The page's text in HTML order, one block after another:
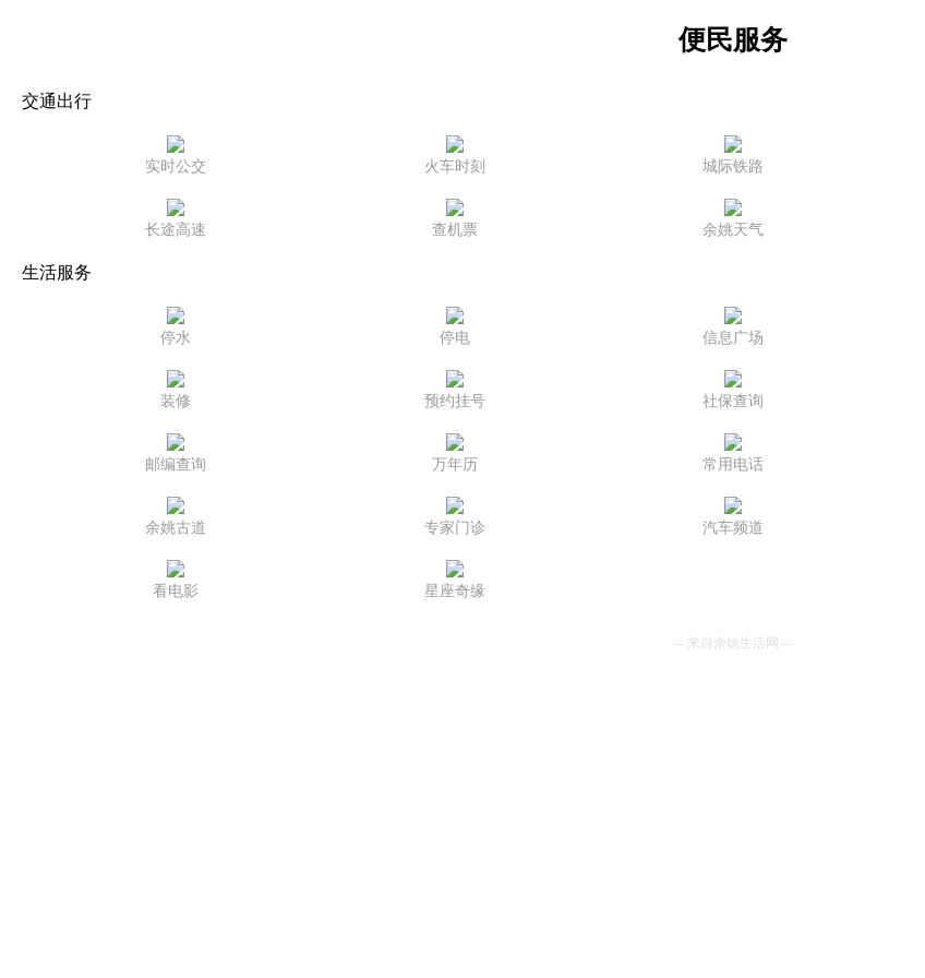
便民服务
交通出行
实时公交 火车时刻 城际铁路
长途高速 查机票 余姚天气
生活服务
停水 停电 信息广场
装修 预约挂号 社保查询
邮编查询 万年历 常用电话
余姚古道 专家门诊 汽车频道
看电影 星座奇缘
-- 来自余姚生活网 --